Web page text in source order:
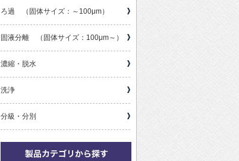
ろ過 （固体サイズ：～100μm）
固液分離 （固体サイズ：100μm～）
濃縮・脱水
洗浄
分級・分別